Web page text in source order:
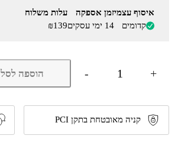
איסוף עצמי
קדומים
זמן אספקה
14 ימי עסקים
עלות משלוח
₪139
-
מיטה
וחצי
מעץ
+ הוספה לסל
קניה מאובטחת בתקן PCI